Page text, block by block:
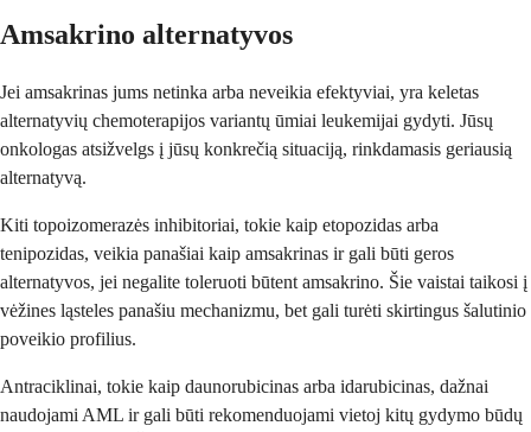
Amsakrino alternatyvos
Jei amsakrinas jums netinka arba neveikia efektyviai, yra keletas
alternatyvių chemoterapijos variantų ūmiai leukemijai gydyti. Jūsų
onkologas atsižvelgs į jūsų konkrečią situaciją, rinkdamasis geriausią
alternatyvą.
Kiti topoizomerazės inhibitoriai, tokie kaip etopozidas arba
tenipozidas, veikia panašiai kaip amsakrinas ir gali būti geros
alternatyvos, jei negalite toleruoti būtent amsakrino. Šie vaistai taikosi į
vėžines ląsteles panašiu mechanizmu, bet gali turėti skirtingus šalutinio
poveikio profilius.
Antraciklinai, tokie kaip daunorubicinas arba idarubicinas, dažnai
naudojami AML ir gali būti rekomenduojami vietoj kitų gydymo būdų